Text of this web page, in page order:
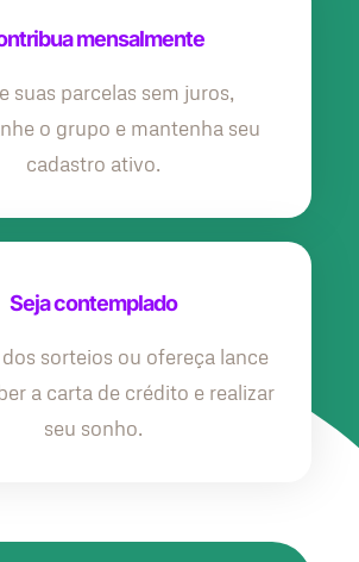
mensalmente
suas parcelas sem juros,
o grupo e mantenha seu
cadastro ativo.
Seja contemplado
sorteios ou ofereça lance
a carta de crédito e realizar
seu sonho.